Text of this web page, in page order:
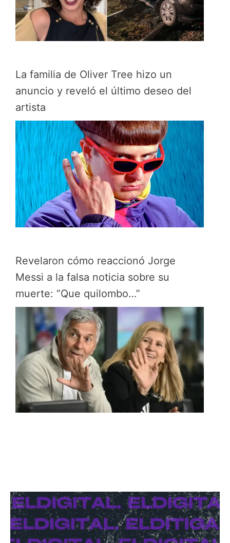
La familia de Oliver Tree hizo un
anuncio y reveló el último deseo del
artista
Revelaron cómo reaccionó Jorge
Messi a la falsa noticia sobre su
muerte: “Que quilombo…”